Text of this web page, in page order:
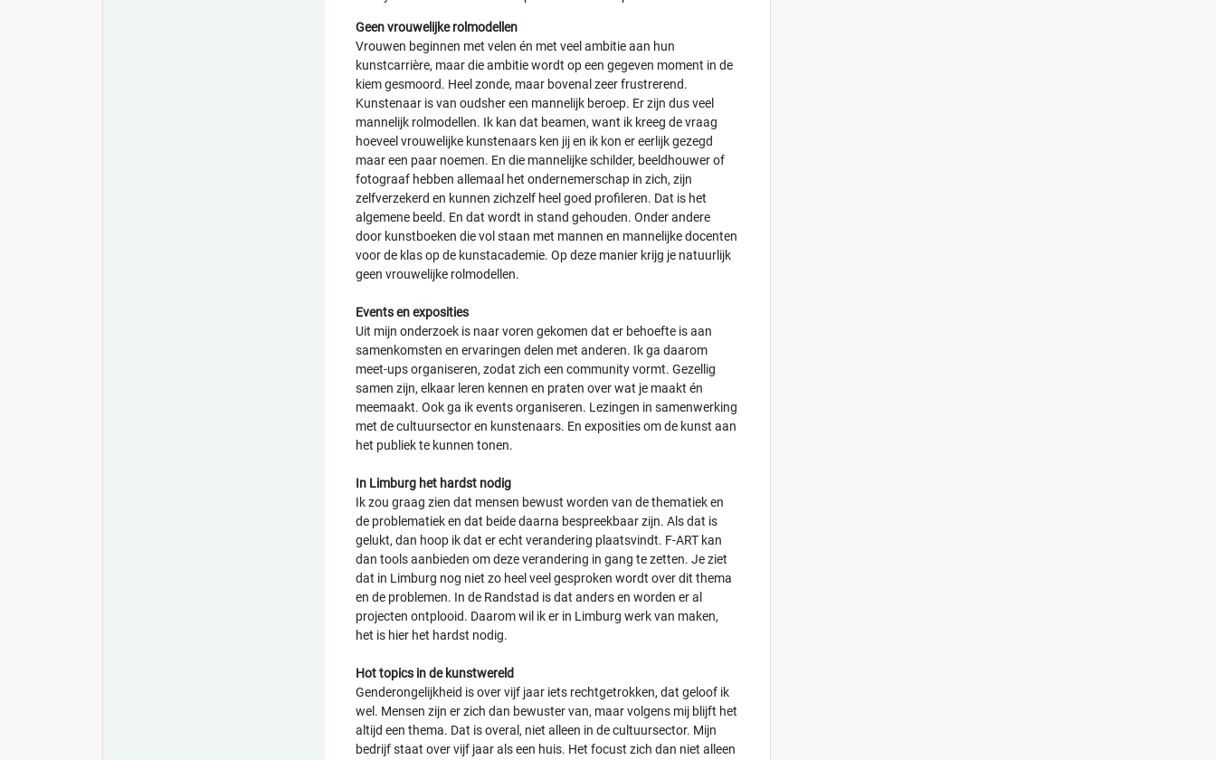
Geen vrouwelijke rolmodellen
Vrouwen beginnen met velen én met veel ambitie aan hun
kunstcarrière, maar die ambitie wordt op een gegeven moment in de
kiem gesmoord. Heel zonde, maar bovenal zeer frustrerend.
Kunstenaar is van oudsher een mannelijk beroep. Er zijn dus veel
mannelijk rolmodellen. Ik kan dat beamen, want ik kreeg de vraag
hoeveel vrouwelijke kunstenaars ken jij en ik kon er eerlijk gezegd
maar een paar noemen. En die mannelijke schilder, beeldhouwer of
fotograaf hebben allemaal het ondernemerschap in zich, zijn
zelfverzekerd en kunnen zichzelf heel goed profileren. Dat is het
algemene beeld. En dat wordt in stand gehouden. Onder andere
door kunstboeken die vol staan met mannen en mannelijke docenten
voor de klas op de kunstacademie. Op deze manier krijg je natuurlijk
geen vrouwelijke rolmodellen.
Events en exposities
Uit mijn onderzoek is naar voren gekomen dat er behoefte is aan
samenkomsten en ervaringen delen met anderen. Ik ga daarom
meet-ups organiseren, zodat zich een community vormt. Gezellig
samen zijn, elkaar leren kennen en praten over wat je maakt én
meemaakt. Ook ga ik events organiseren. Lezingen in samenwerking
met de cultuursector en kunstenaars. En exposities om de kunst aan
het publiek te kunnen tonen.
In Limburg het hardst nodig
Ik zou graag zien dat mensen bewust worden van de thematiek en
de problematiek en dat beide daarna bespreekbaar zijn. Als dat is
gelukt, dan hoop ik dat er echt verandering plaatsvindt. F-ART kan
dan tools aanbieden om deze verandering in gang te zetten. Je ziet
dat in Limburg nog niet zo heel veel gesproken wordt over dit thema
en de problemen. In de Randstad is dat anders en worden er al
projecten ontplooid. Daarom wil ik er in Limburg werk van maken,
het is hier het hardst nodig.
Hot topics in de kunstwereld
Genderongelijkheid is over vijf jaar iets rechtgetrokken, dat geloof ik
wel. Mensen zijn er zich dan bewuster van, maar volgens mij blijft het
altijd een thema. Dat is overal, niet alleen in de cultuursector. Mijn
bedrijf staat over vijf jaar als een huis. Het focust zich dan niet alleen